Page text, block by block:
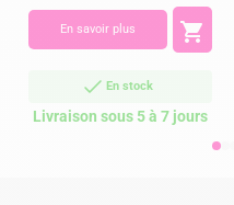
En savoir plus 
En stock
Livraison sous 5 à 7 jours